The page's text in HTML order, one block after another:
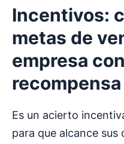
Incentivos:
metas de
empresa
recompensa
Es un acierto
para que alcance sus